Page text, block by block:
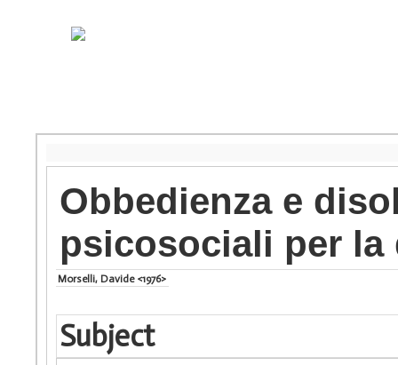
Obbedienza e
psicosociali per la
Morselli, Davide <1976>
Subject